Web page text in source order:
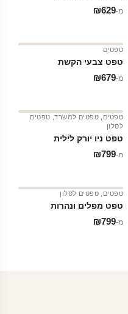
מ‑ ₪629
טפטים
טפט צבעי הקשת
מ‑ ₪679
טפטים טפטים למשרד, טפטים
לסלון
טפט ניו יורק לילית
מ‑ ₪799
טפטים טפטים לסלון
טפט מפלים ונהרות
מ‑ ₪799